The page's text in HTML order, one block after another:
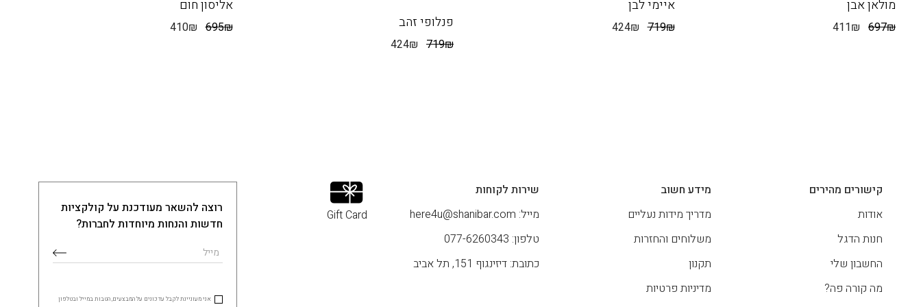
מולאן אבן
697₪
411₪
איימי לבן
719₪
424₪ פנלופי זהב
719₪
424₪
אליסון חום
695₪
410₪
Gift Card
רוצה להשאר מעודכנת על קולקציות
חדשות והנחות מיוחדות לחברות?
אני מעוניינת לקבל עדכונים על המבצעים, הטבות במייל ובטלפון
קישורים מהירים
אודות
חנות הדגל
החשבון שלי
מה קורה פה?
מידע חשוב
מדריך מידות נעליים
משלוחים והחזרות
תקנון
מדיניות פרטיות
שירות לקוחות
מייל: here4u@shanibar.com
טלפון: 077-6260343
כתובת: דיזינגוף 151, תל אביב